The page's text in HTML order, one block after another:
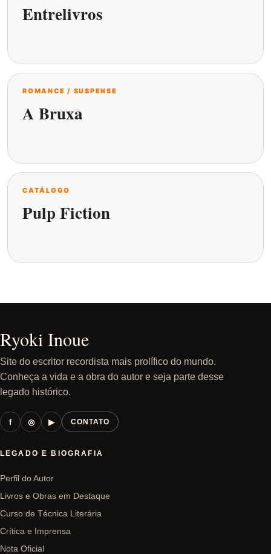
Entrelivros
ROMANCE / SUSPENSE
A Bruxa
CATÁLOGO
Pulp Fiction
Ryoki Inoue
Site do escritor recordista mais prolífico do mundo.
Conheça a vida e a obra do autor e seja parte desse
legado histórico.
f ◎ ▶ CONTATO
LEGADO E BIOGRAFIA
Perfil do Autor
Livros e Obras em Destaque
Curso de Técnica Literária
Crítica e Imprensa
Nota Oficial